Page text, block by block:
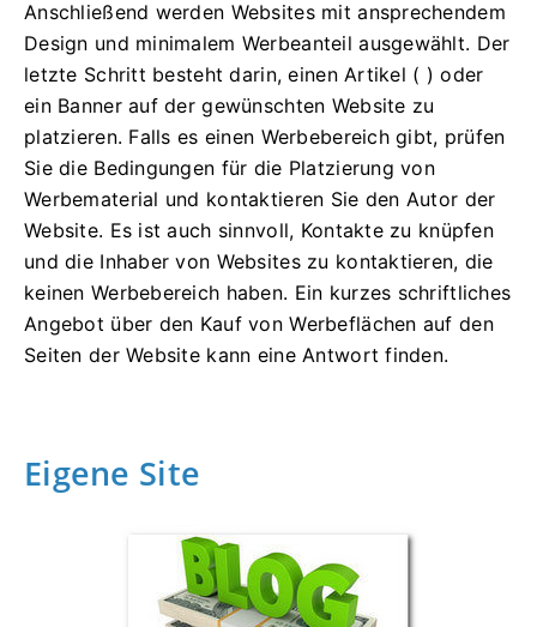
Anschließend werden Websites mit ansprechendem
Design und minimalem Werbeanteil ausgewählt. Der
letzte Schritt besteht darin, einen Artikel ( ) oder
ein Banner auf der gewünschten Website zu
platzieren. Falls es einen Werbebereich gibt, prüfen
Sie die Bedingungen für die Platzierung von
Werbematerial und kontaktieren Sie den Autor der
Website. Es ist auch sinnvoll, Kontakte zu knüpfen
und die Inhaber von Websites zu kontaktieren, die
keinen Werbebereich haben. Ein kurzes schriftliches
Angebot über den Kauf von Werbeflächen auf den
Seiten der Website kann eine Antwort finden.
Eigene Site